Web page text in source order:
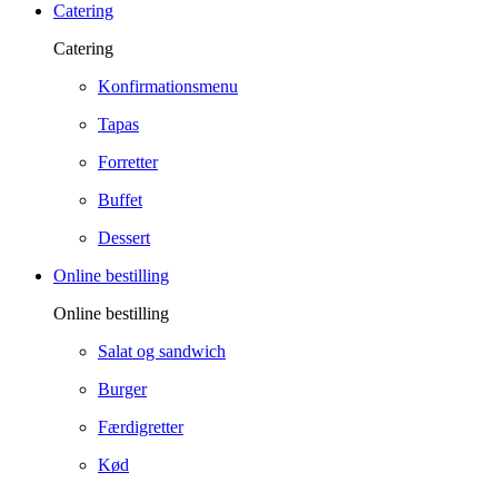
Catering
Catering
Konfirmationsmenu
Tapas
Forretter
Buffet
Dessert
Online bestilling
Online bestilling
Salat og sandwich
Burger
Færdigretter
Kød